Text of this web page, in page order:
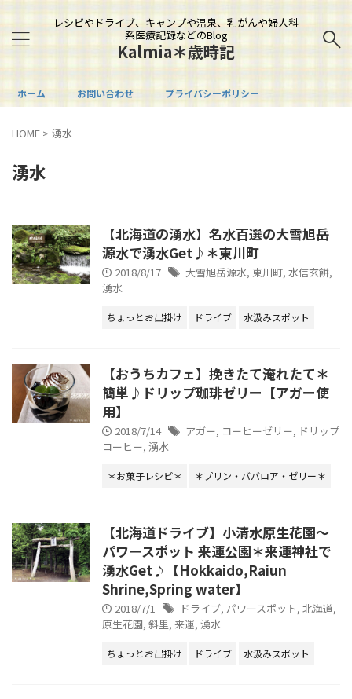
レシピやドライブ、キャンプや温泉、乳がんや婦人科
系医療記録などのBlog
Kalmia＊歳時記
ホーム お問い合わせ プライバシーポリシー
HOME > 湧水
湧水
【北海道の湧水】名水百選の大雪旭岳
源水で湧水Get♪＊東川町
2018/8/17 大雪旭岳源水, 東川町, 水信玄餅,
湧水
ちょっとお出掛け ドライブ 水汲みスポット
【おうちカフェ】挽きたて淹れたて＊
簡単♪ドリップ珈琲ゼリー【アガー使
用】
2018/7/14 アガー, コーヒーゼリー, ドリップ
コーヒー, 湧水
＊お菓子レシピ＊ ＊プリン・ババロア・ゼリー＊
【北海道ドライブ】小清水原生花園～
パワースポット 来運公園＊来運神社で
湧水Get♪【Hokkaido,Raiun
Shrine,Spring water】
2018/7/1 ドライブ, パワースポット, 北海道,
原生花園, 斜里, 来運, 湧水
ちょっとお出掛け ドライブ 水汲みスポット